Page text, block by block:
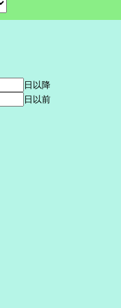
日以降
日以前